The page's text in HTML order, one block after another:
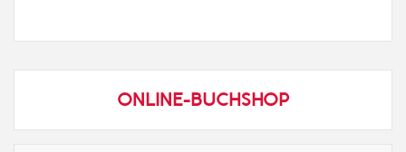
ONLINE-BUCHSHOP